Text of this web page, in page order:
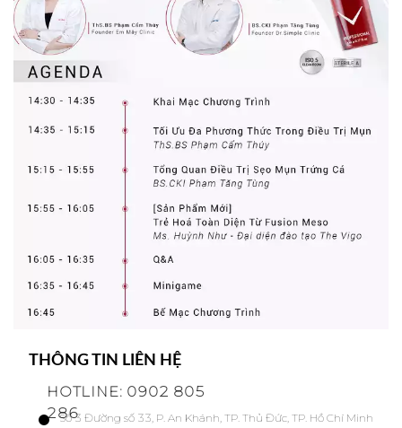
Số 3 Đường số 33, P. An Khánh, TP. Thủ Đức, TP. Hồ Chí Minh
THÔNG TIN LIÊN HỆ
HOTLINE: 0902 805
286